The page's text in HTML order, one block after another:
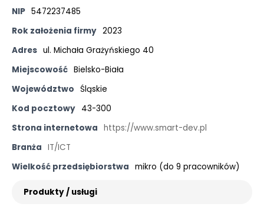
NIP 5472237485
Rok założenia firmy 2023
Adres ul. Michała Grażyńskiego 40
Miejscowość Bielsko-Biała
Województwo Śląskie
Kod pocztowy 43-300
Strona internetowa https://www.smart-dev.pl
Branża IT/ICT
Wielkość przedsiębiorstwa mikro (do 9 pracowników)
Produkty / usługi